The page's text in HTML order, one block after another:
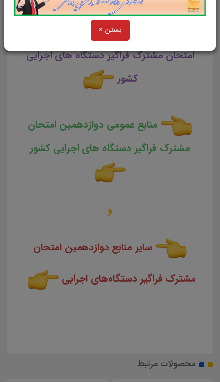
بستن ×
تست منابع عمومی دوازدهمین
امتحان مشترک فراگیر دستگاه های اجرایی
کشور
منابع عمومی دوازدهمین امتحان
مشترک فراگیر دستگاه های اجرایی کشور
و
سایر منابع دوازدهمین امتحان
مشترک فراگیر دستگاه‌های اجرایی
محصولات مرتبط